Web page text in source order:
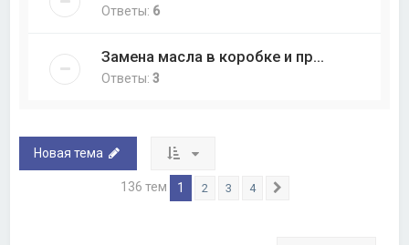
Ответы: 6
Замена масла в коробке и пр...
Ответы:3
Новая тема
136 тем 1 2 3 4